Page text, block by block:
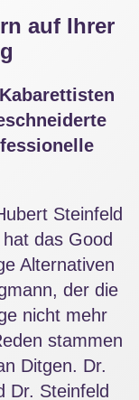
auf Ihrer
Steinfeld
das Good
Alternativen
der die
nicht mehr
stammen
Ditgen. Dr.
Dr. Steinfeld